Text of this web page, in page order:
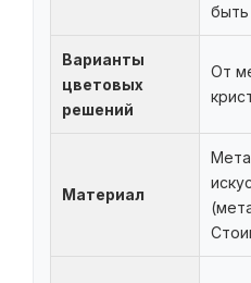
быть
Варианты
цветовых
решений
От
Материал